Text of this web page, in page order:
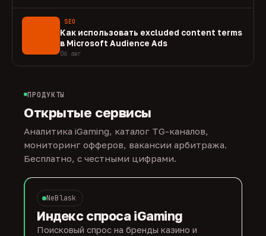
SEO
Как использовать excluded content terms
в Microsoft Audience Ads
06 авг
ПРОДУКТЫ
Открытые сервисы
Аналитика iGaming, каталог TG-каналов,
мониторинг офферов, вакансии арбитража.
Бесплатно, с честными цифрами.
NeBlask
Индекс спроса iGaming
Поисковый спрос на бренды казино и